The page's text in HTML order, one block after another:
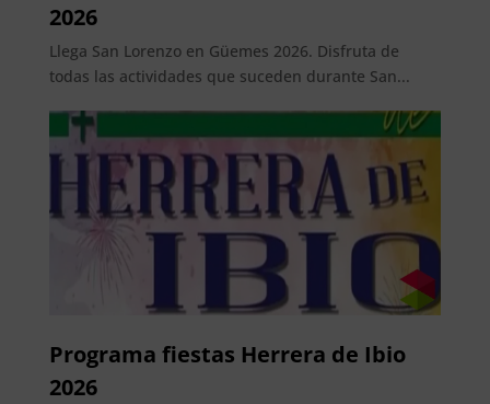
2026
Llega San Lorenzo en Güemes 2026. Disfruta de
todas las actividades que suceden durante San...
Programa fiestas Herrera de Ibio
2026